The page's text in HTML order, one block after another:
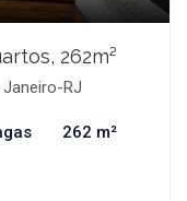
262m²
RJ
262 m²